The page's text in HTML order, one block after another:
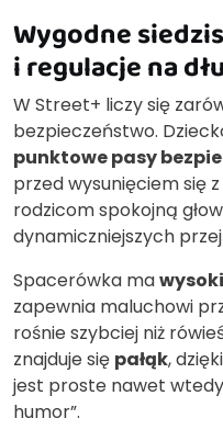
Wygodne
i regulacje na
W Street+ liczy się
bezpieczeństwo.
punktowe pasy
przed wysunięciem się
rodzicom spokojną
dynamiczniejszych
Spacerówka ma
zapewnia maluchowi
rośnie szybciej niż
znajduje się pałąk,
jest proste nawet
humor”.